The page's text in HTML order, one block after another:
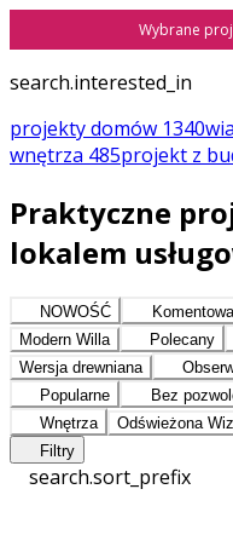
Wybrane
search.interested_in
projekty domów 1340
wnętrza 485projekt z
Praktyczne
lokalem
NOWOŚĆ
Modern Willa
Polecany
Wersja drewniana
Popularne
Bez
Wnętrza
Odświeżona
Filtry
search.sort_prefix